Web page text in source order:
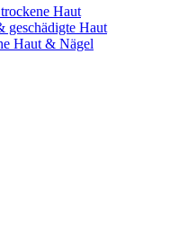
Haut
geschädigte Haut
Haut & Nägel